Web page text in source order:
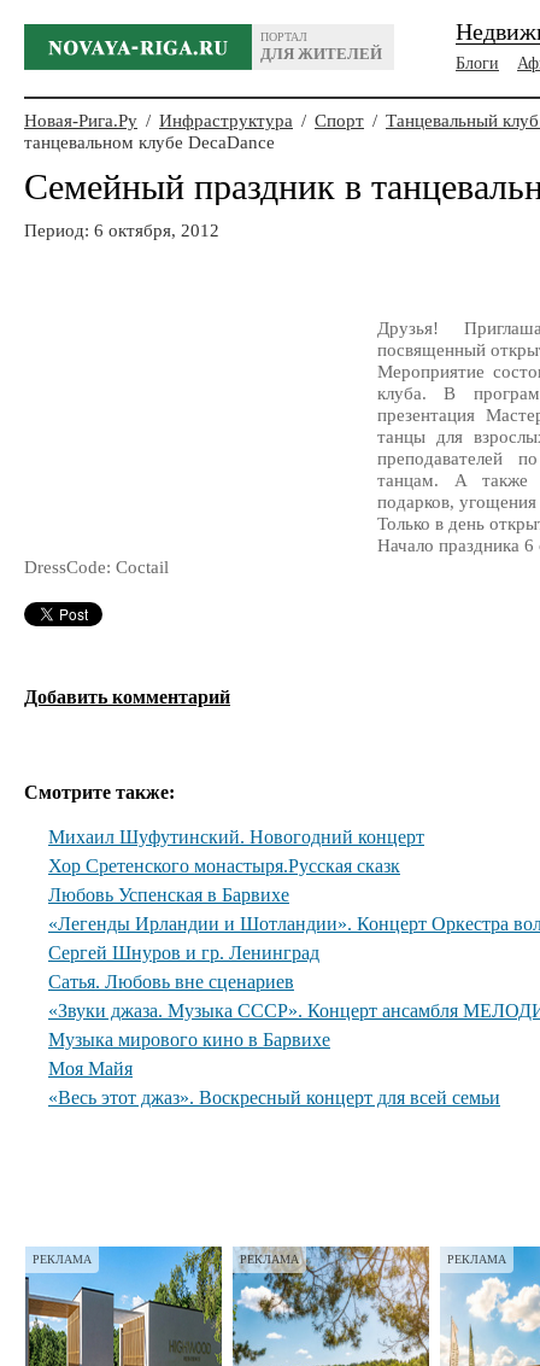
ПОРТАЛ
ДЛЯ ЖИТЕЛЕЙ
Блоги
Новая-Рига.Ру / Инфраструктура / Спорт / Танцевальный
танцевальном клубе DecaDance
Семейный праздник в
Период: 6 октября, 2012
Друзья!
посвященный
Мероприятие
клуба. В
презентация
танцы для
преподавателей
танцам. А также
подарков,
Только в день
Начало праздника
DressCode: Coctail
Добавить комментарий
Смотрите также:
Михаил Шуфутинский. Новогодний концерт
Хор Сретенского монастыря.Русская сказк
Любовь Успенская в Барвихе
«Легенды Ирландии и Шотландии». Концерт Оркестра
Сергей Шнуров и гр. Ленинград
Сатья. Любовь вне сценариев
«Звуки джаза. Музыка СССР». Концерт ансамбля
Музыка мирового кино в Барвихе
Моя Майя
«Весь этот джаз». Воскресный концерт для всей семьи
РЕКЛАМА РЕКЛАМА РЕКЛАМА